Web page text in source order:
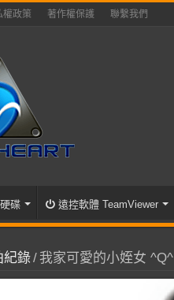
權政策 著作權保護 聯繫我們
碟 遠控軟體 TeamViewer
紀錄/ 我家可愛的小姪女 ^Q^